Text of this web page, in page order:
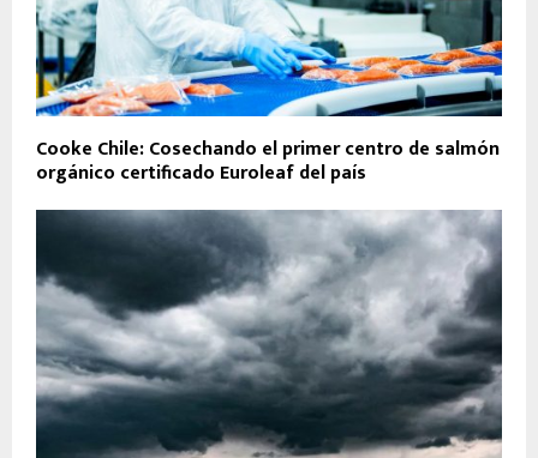
Cooke Chile: Cosechando el primer centro de salmón
orgánico certificado Euroleaf del país